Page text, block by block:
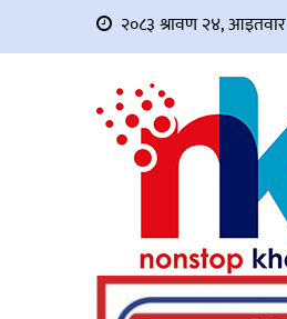
२०८३ श्रावण २४, आइतवार